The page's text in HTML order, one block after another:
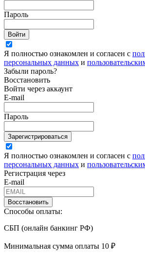
Пароль
Войти
Я полностью ознакомлен и согласен с
персональных данных и
Забыли пароль?
Восстановить
Войти через аккаунт
E-mail
Пароль
Зарегистрироваться
Я полностью ознакомлен и согласен с
персональных данных и
Регистрация через
E-mail
Восстановить
Способы оплаты:
СБП (онлайн банкинг РФ)
Минимальная сумма оплаты 10 ₽